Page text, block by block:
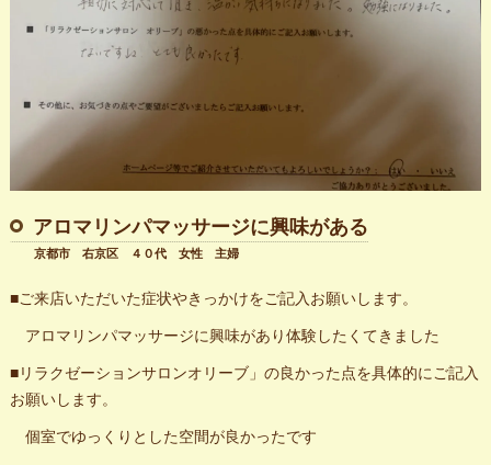
アロマリンパマッサージに興味がある
京都市 右京区 ４０代 女性 主婦
■ご来店いただいた症状やきっかけをご記入お願いします。
アロマリンパマッサージに興味があり体験したくてきました
■リラクゼーションサロンオリーブ」の良かった点を具体的にご記入
お願いします。
個室でゆっくりとした空間が良かったです